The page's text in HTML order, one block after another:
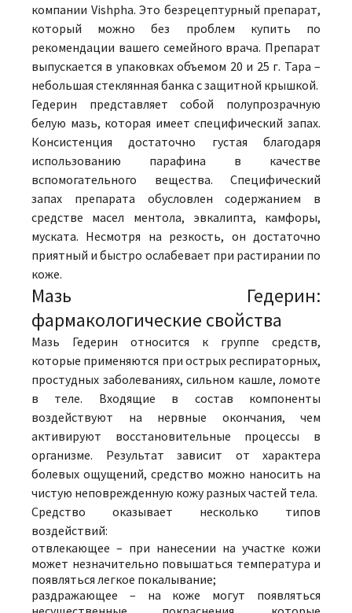
компании Vishpha. Это безрецептурный препарат,
который можно без проблем купить по
рекомендации вашего семейного врача. Препарат
выпускается в упаковках объемом 20 и 25 г. Тара –
небольшая стеклянная банка с защитной крышкой.
Гедерин представляет собой полупрозрачную
белую мазь, которая имеет специфический запах.
Консистенция достаточно густая благодаря
использованию парафина в качестве
вспомогательного вещества. Специфический
запах препарата обусловлен содержанием в
средстве масел ментола, эвкалипта, камфоры,
муската. Несмотря на резкость, он достаточно
приятный и быстро ослабевает при растирании по
коже.
Мазь Гедерин:
фармакологические свойства
Мазь Гедерин относится к группе средств,
которые применяются при острых респираторных,
простудных заболеваниях, сильном кашле, ломоте
в теле. Входящие в состав компоненты
воздействуют на нервные окончания, чем
активируют восстановительные процессы в
организме. Результат зависит от характера
болевых ощущений, средство можно наносить на
чистую неповрежденную кожу разных частей тела.
Средство оказывает несколько типов
воздействий:
отвлекающее – при нанесении на участке кожи
может незначительно повышаться температура и
появляться легкое покалывание;
раздражающее – на коже могут появляться